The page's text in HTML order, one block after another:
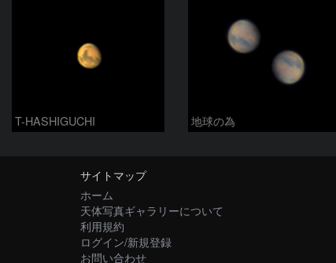
T-HASHIGUCHI 地球の為
サイトマップ
ホーム
天体写真ギャラリーについて
利用規約
ログイン/新規登録
お問い合わせ